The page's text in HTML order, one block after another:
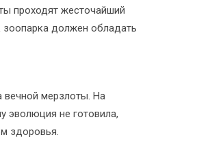
проходят жесточайший
должен обладать
вечной мерзлоты. На
эволюция не готовила,
здоровья.